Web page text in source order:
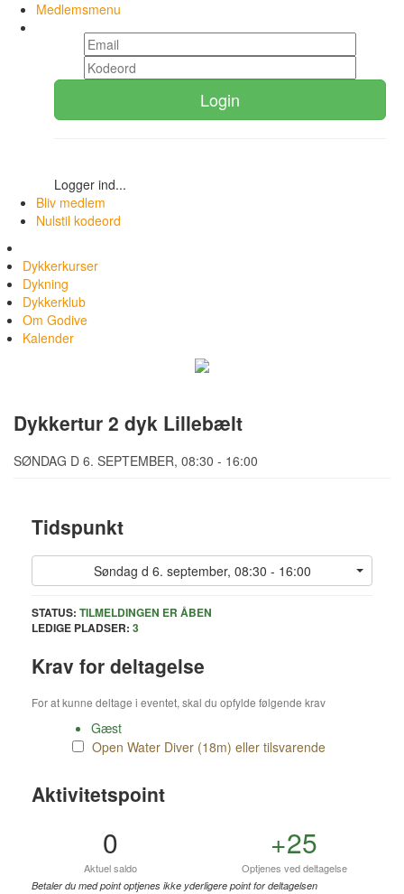
Medlemsmenu
Login
Logger ind...
Bliv medlem
Nulstil kodeord
Dykkerkurser
Dykning
Dykkerklub
Om Godive
Kalender
Dykkertur 2 dyk Lillebælt
SØNDAG D 6. SEPTEMBER, 08:30 - 16:00
Tidspunkt
Søndag d 6. september, 08:30 - 16:00
STATUS: TILMELDINGEN ER ÅBEN
LEDIGE PLADSER: 3
Krav for deltagelse
For at kunne deltage i eventet, skal du opfylde følgende krav
Gæst
Open Water Diver (18m) eller tilsvarende
Aktivitetspoint
0
Aktuel saldo
+25
Optjenes ved deltagelse
Betaler du med point optjenes ikke yderligere point for deltagelsen